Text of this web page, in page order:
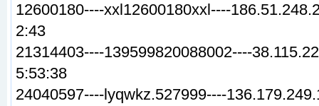
12600180----xxl12600180xxl----
2:43
21314403----139599820088002----
5:53:38
24040597----lyqwkz.527999----